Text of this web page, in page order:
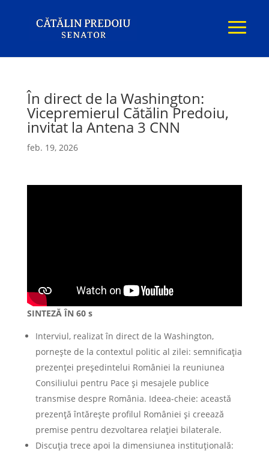
În direct de la Washington:
Vicepremierul Cătălin Predoiu,
invitat la Antena 3 CNN
feb. 19, 2026
SINTEZĂ ÎN 60 s
Interviul, realizat în direct de la Washington,
pornește de la contextul politic al zilei: semnificația
prezenței președintelui României la reuniunea
Consiliului pentru Pace și mesajele publice
transmise despre România. Ideea-cheie: această
prezență întărește profilul României și creează
premise pentru dezvoltarea relației bilaterale.
Discuția trece apoi la dimensiunea instituțională: